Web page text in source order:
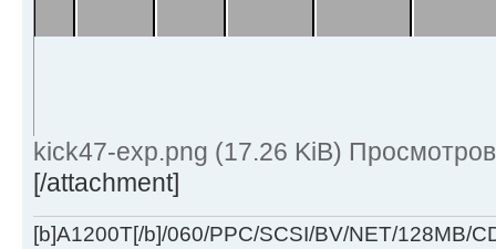
kick47-exp.png (17.26 KiB)
[/attachment]
[b]A1200T[/b]/060/PPC/SCSI/BV/NET/128MB/